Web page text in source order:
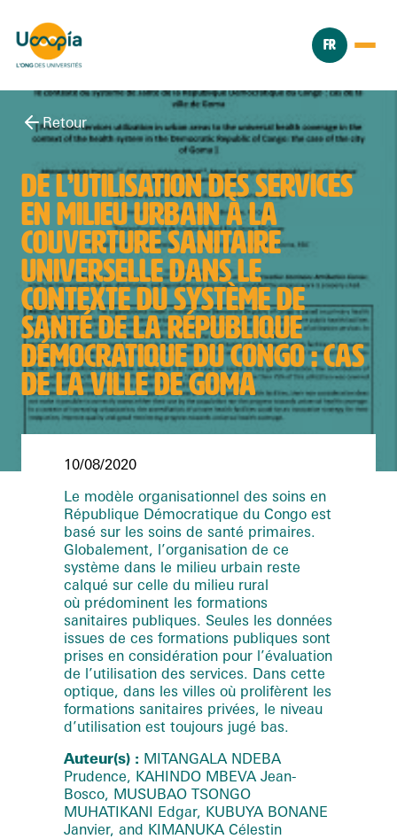
FR
Retour
DE L’UTILISATION DES SERVICES
EN MILIEU URBAIN À LA
COUVERTURE SANITAIRE
UNIVERSELLE DANS LE
CONTEXTE DU SYSTÈME DE
SANTÉ DE LA RÉPUBLIQUE
DÉMOCRATIQUE DU CONGO : CAS
DE LA VILLE DE GOMA
10/08/2020
Le modèle organisationnel des soins en
République Démocratique du Congo est
basé sur les soins de santé primaires.
Globalement, l’organisation de ce
système dans le milieu urbain reste
calqué sur celle du milieu rural
où prédominent les formations
sanitaires publiques. Seules les données
issues de ces formations publiques sont
prises en considération pour l’évaluation
de l’utilisation des services. Dans cette
optique, dans les villes où prolifèrent les
formations sanitaires privées, le niveau
d’utilisation est toujours jugé bas.
Auteur(s) : MITANGALA NDEBA
Prudence, KAHINDO MBEVA Jean-
Bosco, MUSUBAO TSONGO
MUHATIKANI Edgar, KUBUYA BONANE
Janvier, and KIMANUKA Célestin